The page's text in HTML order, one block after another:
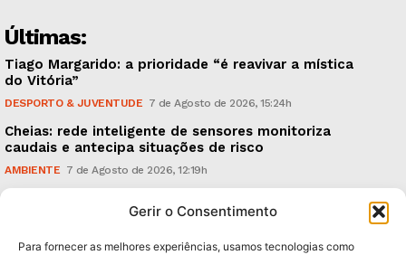
Gerir o Consentimento
Para fornecer as melhores experiências, usamos tecnologias como
Últimas:
Tiago Margarido: a prioridade “é reavivar a mística
do Vitória”
DESPORTO & JUVENTUDE 7 de Agosto de 2026, 15:24h
Cheias: rede inteligente de sensores monitoriza
caudais e antecipa situações de risco
AMBIENTE 7 de Agosto de 2026, 12:19h